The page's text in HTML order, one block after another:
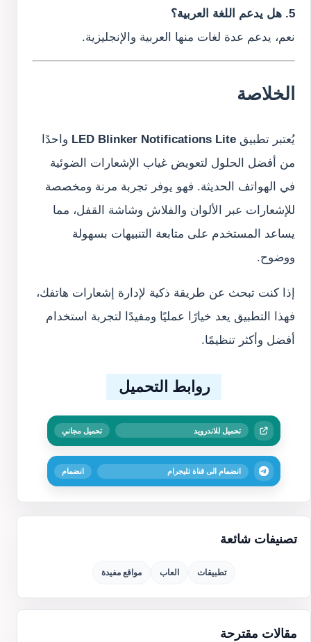
تصنيفات شائعة
تطبيقات العاب مواقع مفيدة
مقالات مقترحة
5. هل يدعم اللغة العربية؟
نعم، يدعم عدة لغات منها العربية والإنجليزية.
الخلاصة
يُعتبر تطبيق LED Blinker Notifications Lite واحدًا
من أفضل الحلول لتعويض غياب الإشعارات الضوئية
في الهواتف الحديثة. فهو يوفر تجربة مرنة ومخصصة
للإشعارات عبر الألوان والفلاش وشاشة القفل، مما
يساعد المستخدم على متابعة التنبيهات بسهولة
ووضوح.
إذا كنت تبحث عن طريقة ذكية لإدارة إشعارات هاتفك،
فهذا التطبيق يعد خيارًا عمليًا ومفيدًا لتجربة استخدام
أفضل وأكثر تنظيمًا.
روابط التحميل
تحميل للاندرويد تحميل مجاني
انضمام الى قناة تليجرام انضمام